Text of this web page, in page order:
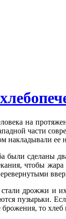
на
части
накладывали
были сделаны
чтобы
дрожжи и их
пузырьки.
то